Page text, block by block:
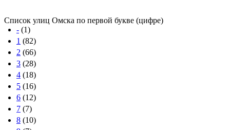
Список улиц Омска по первой букве (цифре)
- (1)
1 (82)
2 (66)
3 (28)
4 (18)
5 (16)
6 (12)
7 (7)
8 (10)